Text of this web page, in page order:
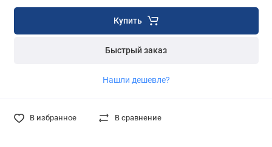
Купить
Быстрый заказ
Нашли дешевле?
В избранное В сравнение